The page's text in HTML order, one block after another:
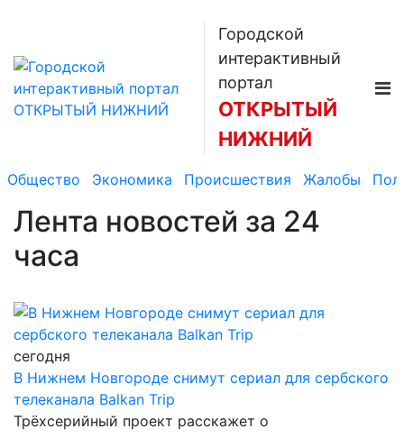
Городской
интерактивный
портал
ОТКРЫТЫЙ
НИЖНИЙ
Общество Экономика Происшествия Жалобы
Лента новостей за 24
часа
сегодня
В Нижнем Новгороде снимут сериал для сербского
телеканала Balkan Trip
Трёхсерийный проект расскажет о